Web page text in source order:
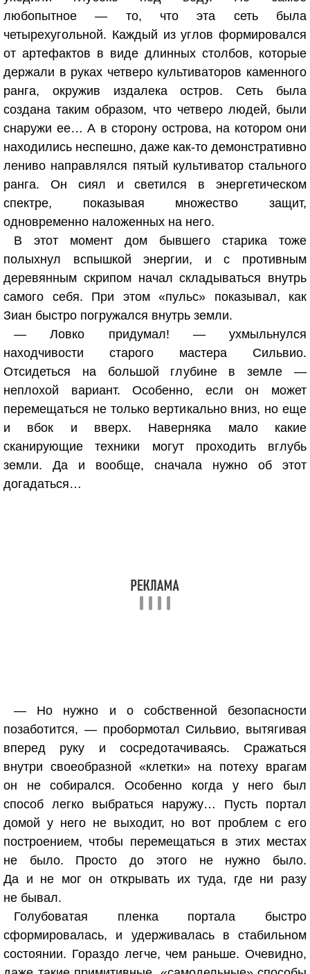
любопытное — то, что эта сеть была
четырехугольной. Каждый из углов формировался
от артефактов в виде длинных столбов, которые
держали в руках четверо культиваторов каменного
ранга, окружив издалека остров. Сеть была
создана таким образом, что четверо людей, были
снаружи ее… А в сторону острова, на котором они
находились неспешно, даже как-то демонстративно
лениво направлялся пятый культиватор стального
ранга. Он сиял и светился в энергетическом
спектре, показывая множество защит,
одновременно наложенных на него.
В этот момент дом бывшего старика тоже
полыхнул вспышкой энергии, и с противным
деревянным скрипом начал складываться внутрь
самого себя. При этом «пульс» показывал, как
Зиан быстро погружался внутрь земли.
— Ловко придумал! — ухмыльнулся
находчивости старого мастера Сильвио.
Отсидеться на большой глубине в земле —
неплохой вариант. Особенно, если он может
перемещаться не только вертикально вниз, но еще
и вбок и вверх. Наверняка мало какие
сканирующие техники могут проходить вглубь
земли. Да и вообще, сначала нужно об этот
догадаться…
— Но нужно и о собственной безопасности
позаботится, — пробормотал Сильвио, вытягивая
вперед руку и сосредотачиваясь. Сражаться
внутри своеобразной «клетки» на потеху врагам
он не собирался. Особенно когда у него был
способ легко выбраться наружу… Пусть портал
домой у него не выходит, но вот проблем с его
построением, чтобы перемещаться в этих местах
не было. Просто до этого не нужно было.
Да и не мог он открывать их туда, где ни разу
не бывал.
Голубоватая пленка портала быстро
сформировалась, и удерживалась в стабильном
состоянии. Гораздо легче, чем раньше. Очевидно,